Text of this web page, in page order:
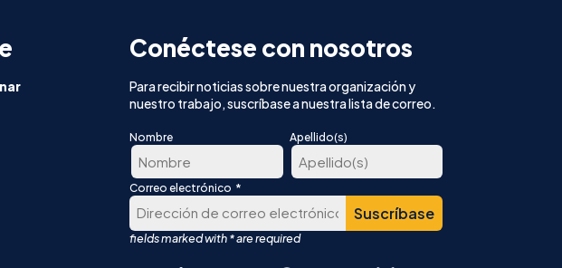
Conéctese con nosotros
Para recibir noticias sobre nuestra organización y
nuestro trabajo, suscríbase a nuestra lista de correo.
Nombre
En
primer
lugar
Apellido(s)
Última
Correo electrónico *